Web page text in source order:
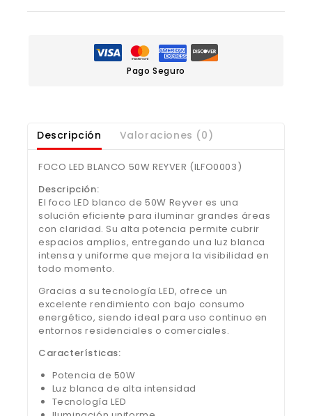
Pago Seguro
Descripción Valoraciones (0)
FOCO LED BLANCO 50W REYVER (ILFO0003)
Descripción:
El foco LED blanco de 50W Reyver es una
solución eficiente para iluminar grandes áreas
con claridad. Su alta potencia permite cubrir
espacios amplios, entregando una luz blanca
intensa y uniforme que mejora la visibilidad en
todo momento.
Gracias a su tecnología LED, ofrece un
excelente rendimiento con bajo consumo
energético, siendo ideal para uso continuo en
entornos residenciales o comerciales.
Características:
Potencia de 50W
Luz blanca de alta intensidad
Tecnología LED